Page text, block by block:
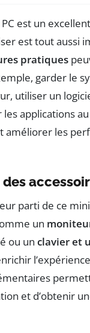
est un
est tout aussi
pratiques
garder le
utiliser un
les applications
améliorer les
parti de ce
un
ou un clavier et
et d’obtenir